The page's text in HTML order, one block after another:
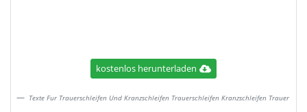
kostenlos herunterladen
Texte Fur Trauerschleifen Und Kranzschleifen Trauerschleifen Kranzschleifen Trauer